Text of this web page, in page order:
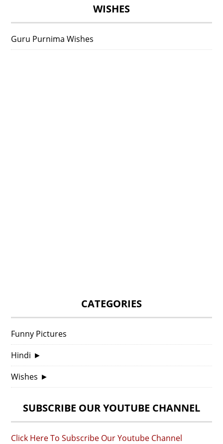
WISHES
Guru Purnima Wishes
CATEGORIES
Funny Pictures
Hindi ►
Wishes ►
SUBSCRIBE OUR YOUTUBE CHANNEL
Click Here To Subscribe Our Youtube Channel